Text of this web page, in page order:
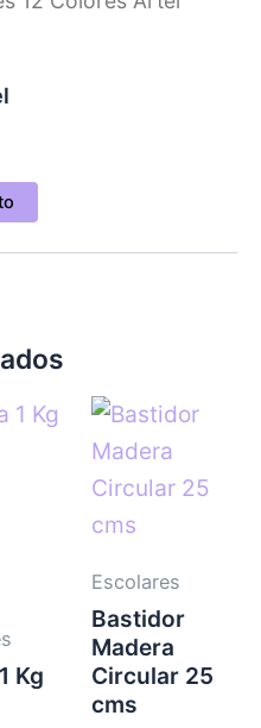
Kg
Escolares
Bastidor
Madera
Circular 25
cms